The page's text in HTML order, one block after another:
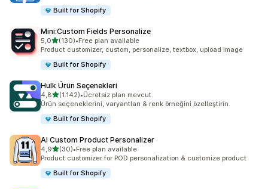
Built for Shopify
Mini:Custom Fields Personalize
5,05 yıldız üzerinden
(130)
toplam 130 değerlendirme
•Free plan available
Product customizer, custom, personalize, textbox, upload image
Built for Shopify
Hulk Ürün Seçenekleri
4,85 yıldız üzerinden
(1.142)
toplam 1142 değerlendirme
•Ücretsiz plan mevcut
Ürün seçeneklerini, varyantları & renk örneğini özelleştirin.
Built for Shopify
AI Custom Product Personalizer
4,95 yıldız üzerinden
(30)
toplam 30 değerlendirme
•Free plan available
Product customizer for POD personalization & customize product
Built for Shopify